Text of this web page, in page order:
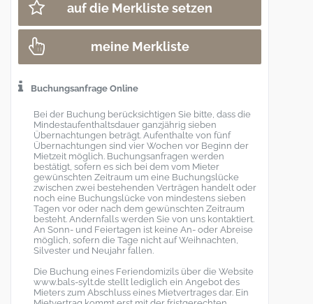
auf die Merkliste setzen
meine Merkliste
Buchungsanfrage Online
Bei der Buchung berücksichtigen Sie bitte, dass die
Mindestaufenthaltsdauer ganzjährig sieben
Übernachtungen beträgt. Aufenthalte von fünf
Übernachtungen sind vier Wochen vor Beginn der
Mietzeit möglich. Buchungsanfragen werden
bestätigt, sofern es sich bei dem vom Mieter
gewünschten Zeitraum um eine Buchungslücke
zwischen zwei bestehenden Verträgen handelt oder
noch eine Buchungslücke von mindestens sieben
Tagen vor oder nach dem gewünschten Zeitraum
besteht. Andernfalls werden Sie von uns kontaktiert.
An Sonn- und Feiertagen ist keine An- oder Abreise
möglich, sofern die Tage nicht auf Weihnachten,
Silvester und Neujahr fallen.
Die Buchung eines Feriendomizils über die Website
www.bals-sylt.de stellt lediglich ein Angebot des
Mieters zum Abschluss eines Mietvertrages dar. Ein